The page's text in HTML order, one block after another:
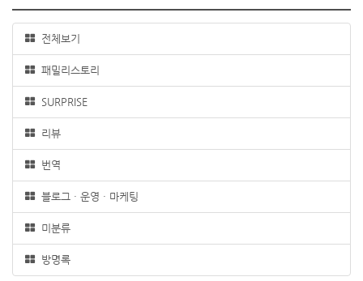
전체보기
패밀리스토리
SURPRISE
리뷰
번역
블로그 · 운영 · 마케팅
미분류
방명록